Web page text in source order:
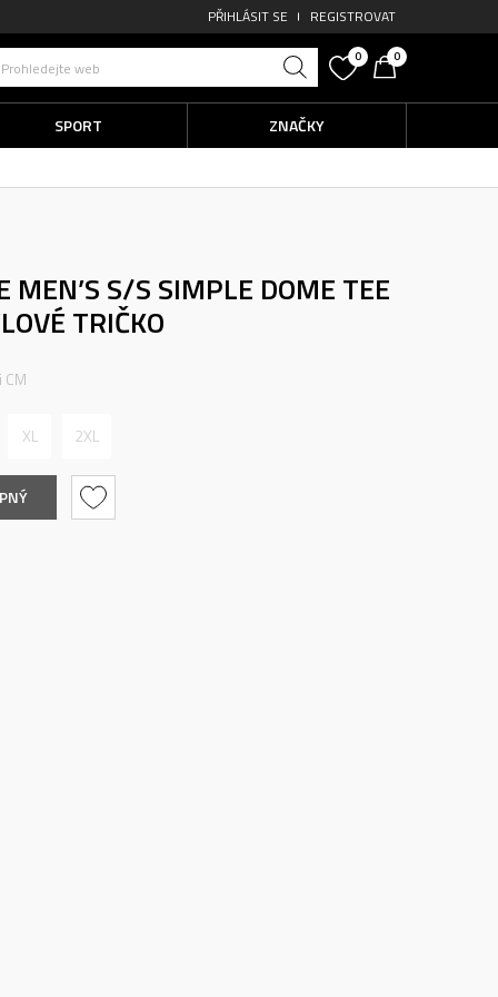
PŘIHLÁSIT SE REGISTROVAT
Prohledejte web
0 0
SPORT ZNAČKY
MEN’S S/S SIMPLE DOME TEE
TRIČKO
XL 2XL